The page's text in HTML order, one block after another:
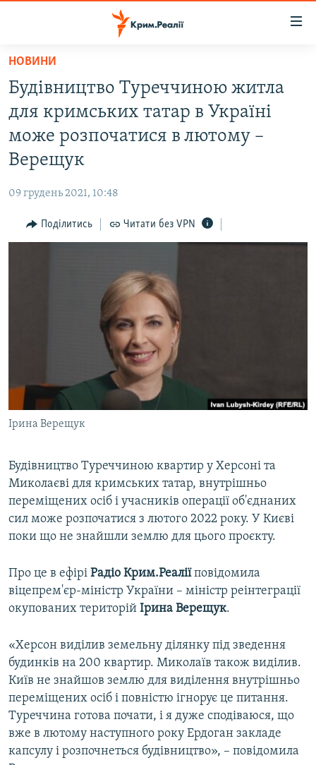
Перейти
основного
матеріалу
до
основної
Перейти
пошуку
ВОДА.КРИМ
ВІДЕО ТА ФОТО
ПОЛІТИКА
ПОГЛЯД
ІНТЕРВ'Ю
ВІДЕОУРОКИ «ELIFBE»
СВІДЧЕННЯ ОКУПАЦІЇ
УКРАЇНСЬКА ПРОБЛЕМА КРИМУ
ІНФОГРАФІКА
ЯК ОБІЙТИ БЛОКУВАННЯ
ДОЛУЧАЙСЯ!
Усі сайти RFE/RL
НОВИНИ
Будівництво Туреччиною житла
для кримських татар в Україні
може розпочатися в лютому –
Верещук
09 грудень 2021, 10:48
Поділитись Читати без VPN
Ірина Верещук
Будівництво Туреччиною квартир у Херсоні та
Миколаєві для кримських татар, внутрішньо
переміщених осіб і учасників операції об'єднаних
сил може розпочатися з лютого 2022 року. У Києві
поки що не знайшли землю для цього проєкту.
Про це в ефірі Радіо Крим.Реаліїповідомила
віцепрем'єр-міністр України – міністр реінтеграції
окупованих територій Ірина Верещук.
«Херсон виділив земельну ділянку під зведення
будинків на 200 квартир. Миколаїв також виділив.
Київ не знайшов землю для виділення внутрішньо
переміщених осіб і повністю ігнорує це питання.
Туреччина готова почати, і я дуже сподіваюся, що
вже в лютому наступного року Ердоган закладе
капсулу і розпочнеться будівництво», – повідомила